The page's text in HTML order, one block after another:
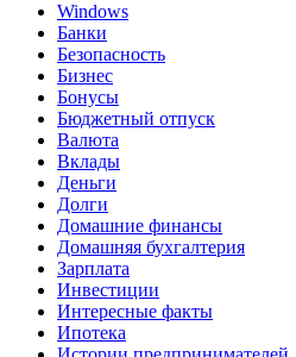
Windows
Банки
Безопасность
Бизнес
Бонусы
Бюджетный отпуск
Валюта
Вклады
Деньги
Долги
Домашние финансы
Домашняя бухгалтерия
Зарплата
Инвестиции
Интересные факты
Ипотека